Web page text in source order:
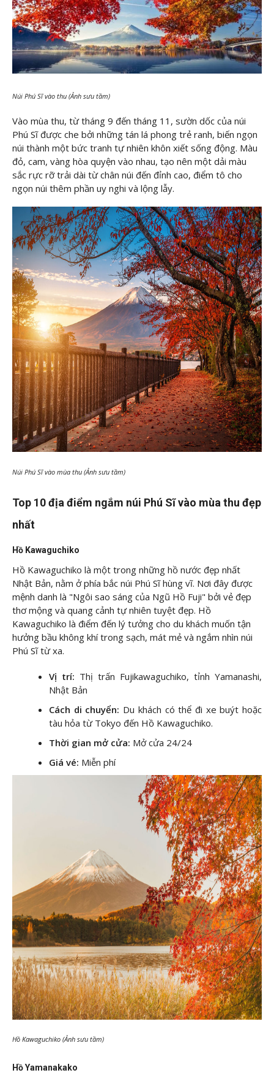
Núi Phú Sĩ vào thu (Ảnh sưu tầm)
Vào mùa thu, từ tháng 9 đến tháng 11, sườn dốc của núi
Phú Sĩ được che bởi những tán lá phong trẻ ranh, biến ngọn
núi thành một bức tranh tự nhiên khôn xiết sống động. Màu
đỏ, cam, vàng hòa quyện vào nhau, tạo nên một dải màu
sắc rực rỡ trải dài từ chân núi đến đỉnh cao, điểm tô cho
ngọn núi thêm phần uy nghi và lộng lẫy.
Núi Phú Sĩ vào mùa thu (Ảnh sưu tầm)
Top 10 địa điểm ngắm núi Phú Sĩ vào mùa thu đẹp
nhất
Hồ Kawaguchiko
Hồ Kawaguchiko là một trong những hồ nước đẹp nhất
Nhật Bản, nằm ở phía bắc núi Phú Sĩ hùng vĩ. Nơi đây được
mệnh danh là "Ngôi sao sáng của Ngũ Hồ Fuji" bởi vẻ đẹp
thơ mộng và quang cảnh tự nhiên tuyệt đẹp. Hồ
Kawaguchiko là điểm đến lý tưởng cho du khách muốn tận
hưởng bầu không khí trong sạch, mát mẻ và ngắm nhìn núi
Phú Sĩ từ xa.
Vị trí: Thị trấn Fujikawaguchiko, tỉnh Yamanashi,
Nhật Bản
Cách di chuyển: Du khách có thể đi xe buýt hoặc
tàu hỏa từ Tokyo đến Hồ Kawaguchiko.
Thời gian mở cửa: Mở cửa 24/24
Giá vé: Miễn phí
Hồ Kawaguchiko (Ảnh sưu tầm)
Hồ Yamanakako